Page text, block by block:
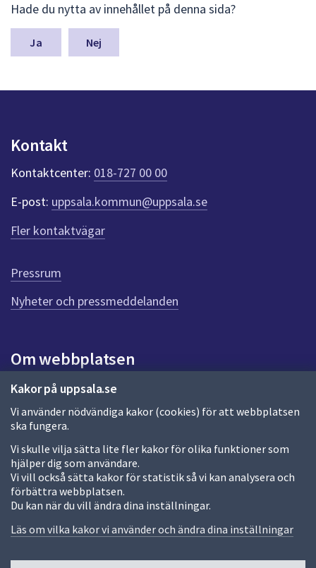
Kakor på uppsala.se
Vi använder nödvändiga kakor (cookies) för att webbplatsen
ska fungera.
Vi skulle vilja sätta lite fler kakor för olika funktioner som
hjälper dig som användare.
Vi vill också sätta kakor för statistik så vi kan analysera och
förbättra webbplatsen.
Du kan när du vill ändra dina inställningar.
Läs om vilka kakor vi använder och ändra dina inställningar
ä
m
a
y
n
t
r
ö
e
n
n
i
d
a
Hade du nytta av innehållet på denna sida?
Nej
Kontakt
Kontaktcenter: 018-727 00 00
E-post: uppsala.kommun@uppsala.se
Fler kontaktvägar
Pressrum
Nyheter och pressmeddelanden
Om webbplatsen
Om webbplatsen
Allmänna handlingar och diarium
Behandling av personuppgifter
Kakor
Språk (other languages)
Tillgänglighetsredogörelse